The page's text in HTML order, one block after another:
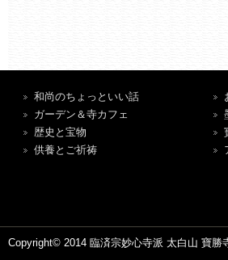
和尚のちょっといい話
ガーデン＆寺カフェ
歴史と宝物
供養とご祈祷
Copyright© 2014 臨済宗妙心寺派 太白山 寶勝